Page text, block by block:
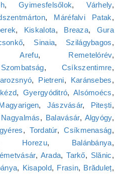
,Gyimesfelsőlok, Várhely,
, Máréfalvi Patak,
, Kiskalota, Breaza, Gura
, Sinaia, Szilágybagos,
Arefu, Remetelórév,
Szombatság, Csíkszentimre,
, Pietreni, Karánsebes,
, Gyergyóditró, Alsómoécs,
, Jászvásár, Pitești,
Nagyalmás, Balavásár, Algyógy,
,Tordatúr,Csíkmenaság,
Horezu, Balánbánya,
, Arada,Tarkő, Slănic,
, Kisapold, Frasin, Brăduleț,